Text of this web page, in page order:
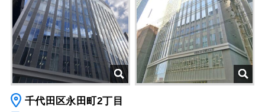
千代田区永田町2丁目